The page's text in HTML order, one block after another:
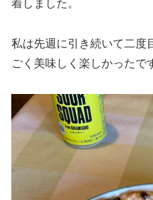
着しました。
私は先週に引き続いて二度
ごく美味しく楽しかったで